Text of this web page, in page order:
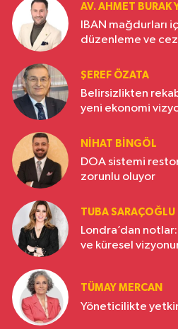
AV. AHMET BURAK
IBAN mağdurları
düzenleme ve
ŞEREF ÖZATA
Belirsizlikten
yeni ekonomi
NIHAT BINGÖL
DOA sistemi
zorunlu oluyor
TUBA SARAÇOĞLU
Londra’dan
ve küresel
TÜMAY MERCAN
Yöneticilikte